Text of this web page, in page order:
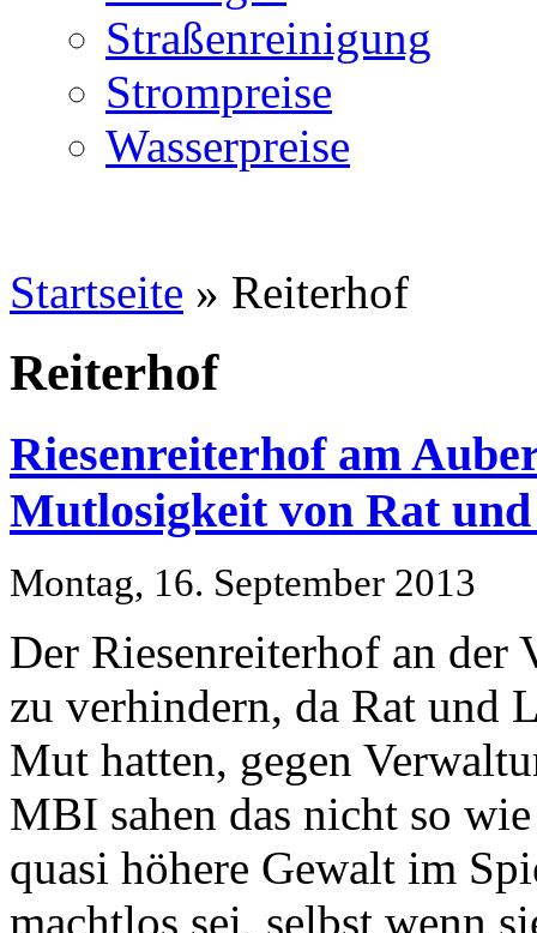
Straßenreinigung
Strompreise
Wasserpreise
Startseite » Reiterhof
Reiterhof
Riesenreiterhof am
Mutlosigkeit von Rat
Montag, 16. September 2013
Der Riesenreiterhof an der
zu verhindern, da Rat und
Mut hatten, gegen
MBI sahen das nicht so
quasi höhere Gewalt im
machtlos sei, selbst wenn